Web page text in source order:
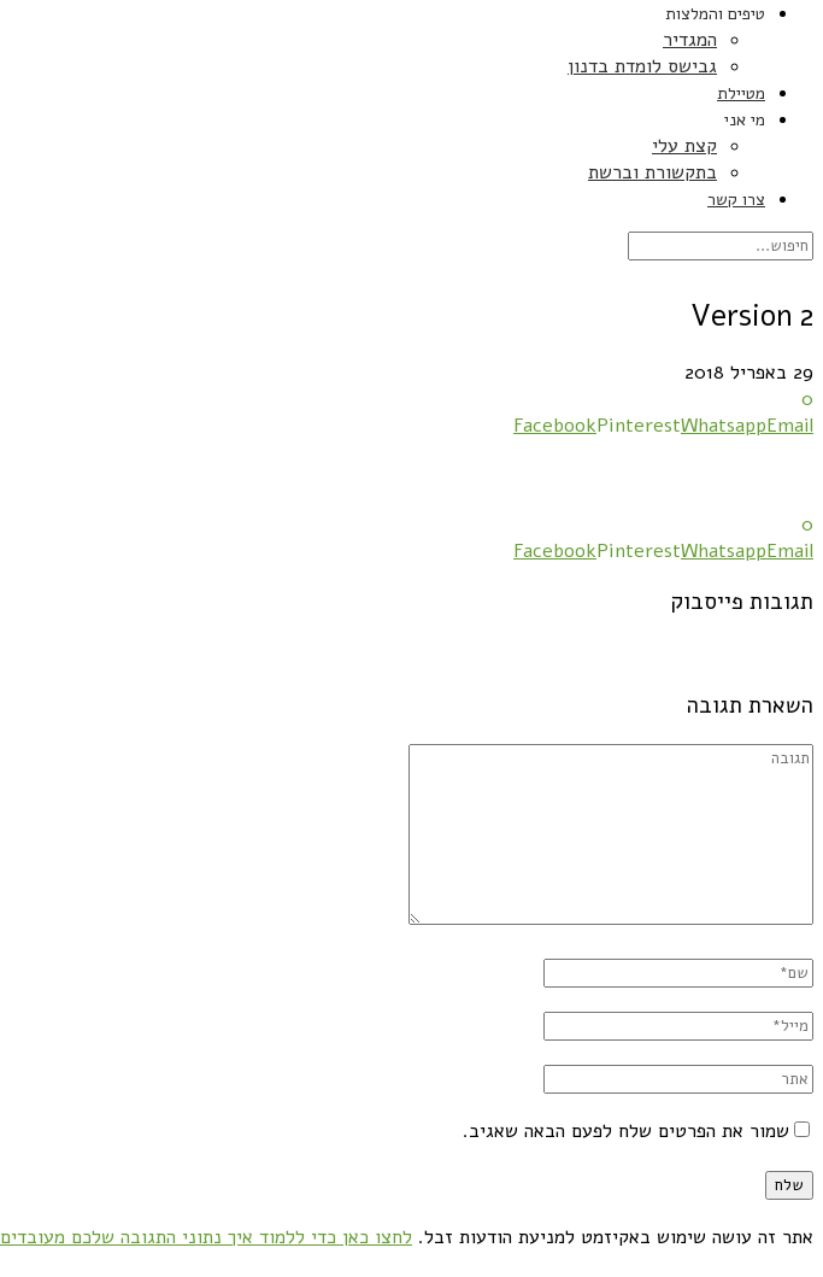
טיפים והמלצות
המגדיר
גבישס לומדת בדנון
מטיילת
מי אני
קצת עלי
בתקשורת וברשת
צרו קשר
Version 2
29 באפריל 2018
0
FacebookPinterestWhatsappEmail
0
FacebookPinterestWhatsappEmail
תגובות פייסבוק
השארת תגובה
שמור את הפרטים שלח לפעם הבאה שאגיב.
אתר זה עושה שימוש באקיזמט למניעת הודעות זבל. לחצו כאן כדי ללמוד איך נתוני התגובה שלכם מעובדים